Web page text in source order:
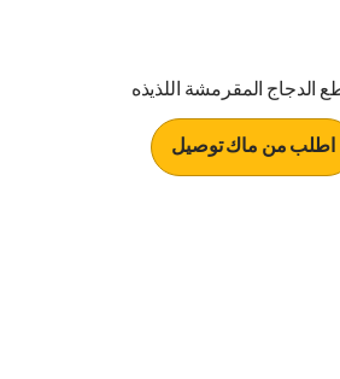
الدجاج المقرمشة اللذيذه
اطلب من ماك توصيل